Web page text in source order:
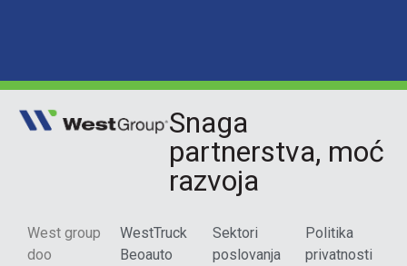
Snaga
partnerstva, moć
razvoja
West group
doo
WestTruck
Beoauto
Sektori
poslovanja
Politika
privatnosti